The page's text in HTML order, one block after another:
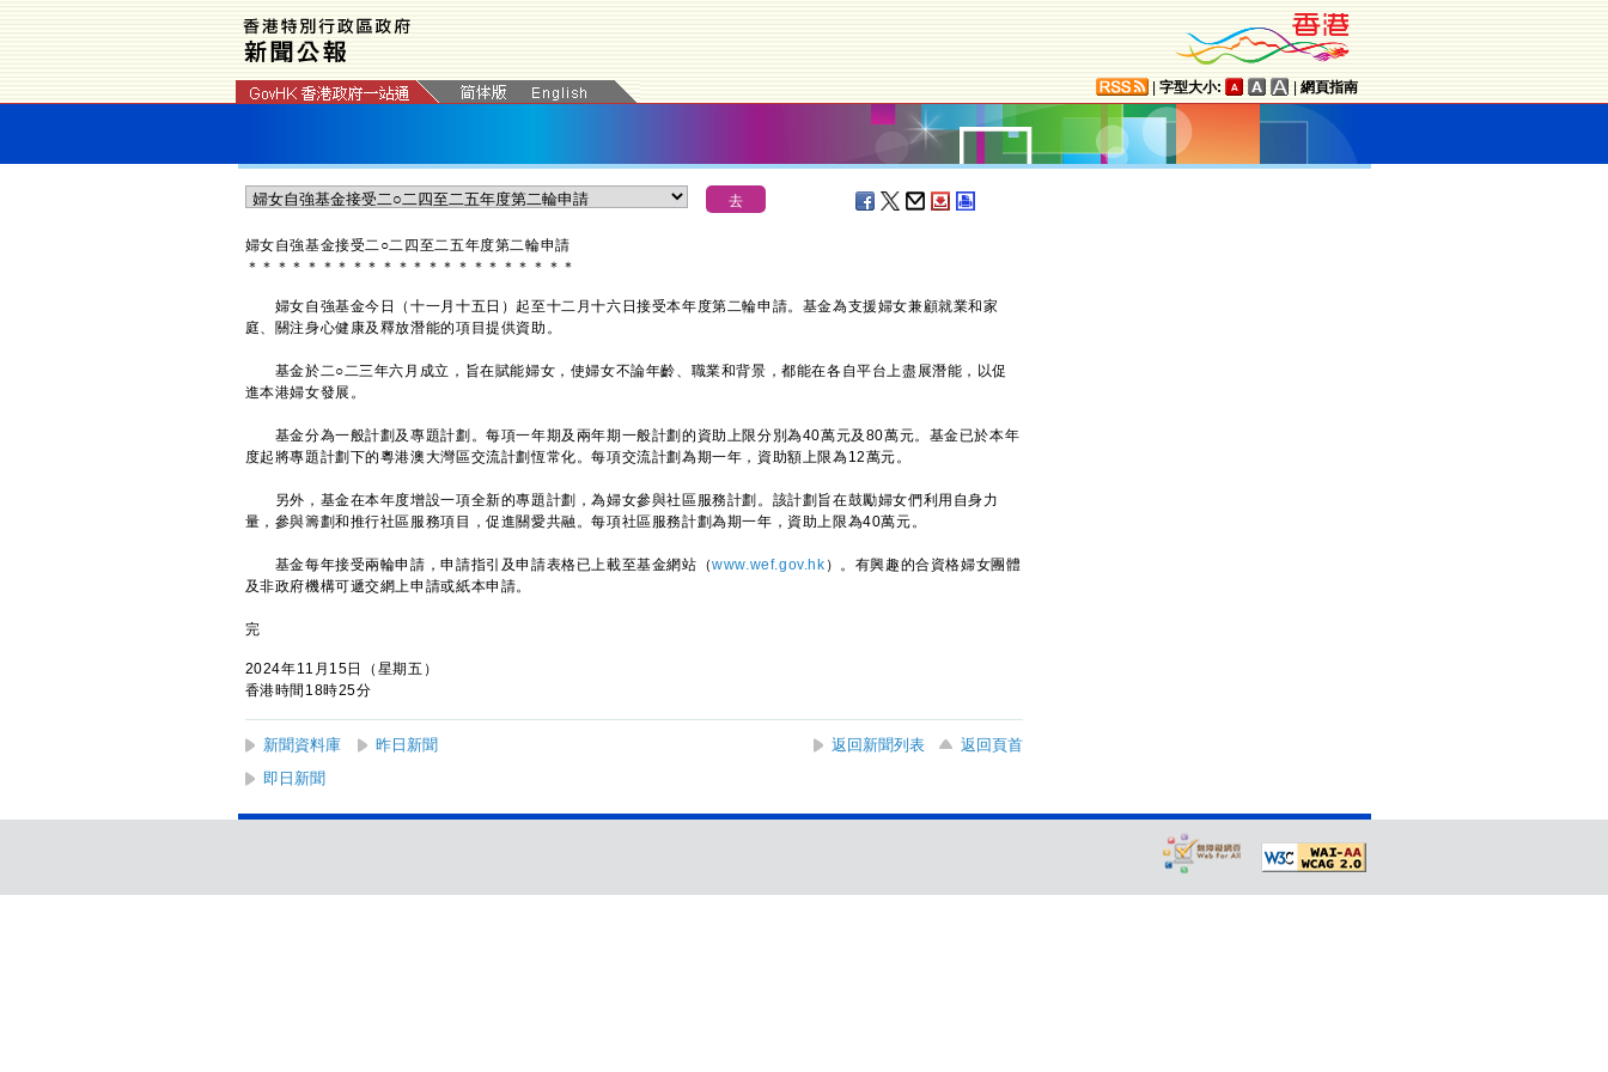
字型大小: 網頁指南
​婦女自強基金接受二○二四至二五年度第二輪申請
＊ ＊ ＊ ＊ ＊ ＊ ＊ ＊ ＊ ＊ ＊ ＊ ＊ ＊ ＊ ＊ ＊ ＊ ＊ ＊ ＊ ＊
婦女自強基金今日（十一月十五日）起至十二月十六日接受本年度第二輪申請。基金為支援婦女兼顧就業和家
庭、關注身心健康及釋放潛能的項目提供資助。
基金於二○二三年六月成立，旨在賦能婦女，使婦女不論年齡、職業和背景，都能在各自平台上盡展潛能，以促
進本港婦女發展。
基金分為一般計劃及專題計劃。每項一年期及兩年期一般計劃的資助上限分別為40萬元及80萬元。基金已於本年
度起將專題計劃下的粵港澳大灣區交流計劃恆常化。每項交流計劃為期一年，資助額上限為12萬元。
另外，基金在本年度增設一項全新的專題計劃，為婦女參與社區服務計劃。該計劃旨在鼓勵婦女們利用自身力
量，參與籌劃和推行社區服務項目，促進關愛共融。每項社區服務計劃為期一年，資助上限為40萬元。
基金每年接受兩輪申請，申請指引及申請表格已上載至基金網站（www.wef.gov.hk ）。有興趣的合資格婦女團體
及非政府機構可遞交網上申請或紙本申請。
完
2024年11月15日（星期五）
香港時間18時25分
新聞資料庫 昨日新聞 返回新聞列表
返回頁首
即日新聞